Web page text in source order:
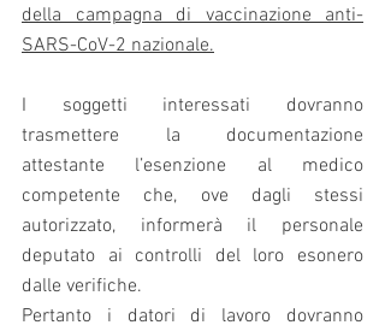
della campagna di vaccinazione anti-
SARS-CoV-2 nazionale.
I soggetti interessati dovranno
trasmettere la documentazione
attestante l’esenzione al medico
competente che, ove dagli stessi
autorizzato, informerà il personale
deputato ai controlli del loro esonero
dalle verifiche.
Pertanto i datori di lavoro dovranno